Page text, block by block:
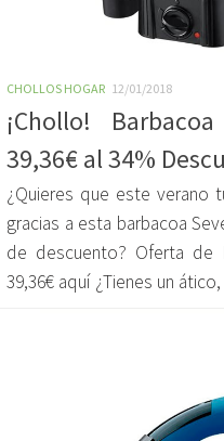
CHOLLOS HOGAR 12/01/2018
¡Chollo!
39,36€ al 34%
¿Quieres que este verano
gracias a esta barbacoa
de descuento? Oferta de
39,36€ aquí ¿Tienes un